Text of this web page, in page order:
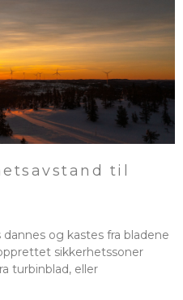
til
og kastes fra bladene
sikkerhetssoner
turbinblad, eller